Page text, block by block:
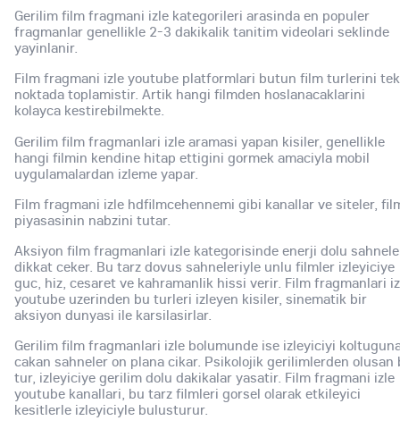
Gerilim film fragmani izle kategorileri arasinda en populer
fragmanlar genellikle 2-3 dakikalik tanitim videolari seklinde
yayinlanir.
Film fragmani izle youtube platformlari butun film turlerini tek
noktada toplamistir. Artik hangi filmden hoslanacaklarini
kolayca kestirebilmekte.
Gerilim film fragmanlari izle aramasi yapan kisiler, genellikle
hangi filmin kendine hitap ettigini gormek amaciyla mobil
uygulamalardan izleme yapar.
Film fragmani izle hdfilmcehennemi gibi kanallar ve siteler,
piyasasinin nabzini tutar.
Aksiyon film fragmanlari izle kategorisinde enerji dolu
dikkat ceker. Bu tarz dovus sahneleriyle unlu filmler izleyiciye
guc, hiz, cesaret ve kahramanlik hissi verir. Film fragmanlari
youtube uzerinden bu turleri izleyen kisiler, sinematik bir
aksiyon dunyasi ile karsilasirlar.
Gerilim film fragmanlari izle bolumunde ise izleyiciyi
cakan sahneler on plana cikar. Psikolojik gerilimlerden olusan
tur, izleyiciye gerilim dolu dakikalar yasatir. Film fragmani izle
youtube kanallari, bu tarz filmleri gorsel olarak etkileyici
kesitlerle izleyiciyle bulusturur.